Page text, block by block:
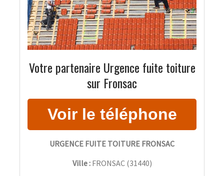
Votre partenaire Urgence fuite toiture
sur Fronsac
URGENCE FUITE TOITURE FRONSAC
Ville : FRONSAC(31440)